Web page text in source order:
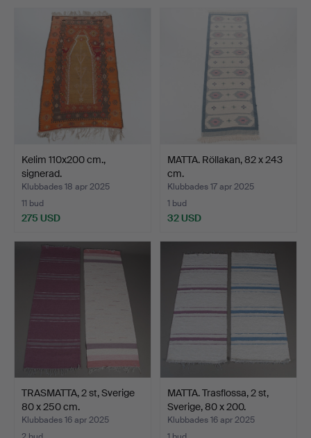
Kelim 110x200 cm.,
signerad.
Klubbades 18 apr 2025
11 bud
275 USD
MATTA. Röllakan, 82 x 243
cm.
Klubbades 17 apr 2025
1 bud
32 USD
TRASMATTA, 2 st, Sverige
80 x 250 cm.
Klubbades 16 apr 2025
MATTA. Trasflossa, 2 st,
Sverige, 80 x 200.
Klubbades 16 apr 2025